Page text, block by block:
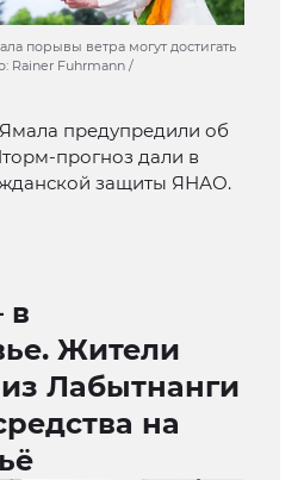
порывы ветра могут достигать
Rainer Fuhrmann /
предупредили об
прогноз дали в
защиты ЯНАО.
в
Жители
Лабытнанги
на